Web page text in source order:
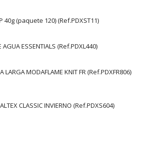
40g (paquete 120) (Ref.PDXST11)
AGUA ESSENTIALS (Ref.PDXL440)
LARGA MODAFLAME KNIT FR (Ref.PDXFR806)
CLASSIC INVIERNO (Ref.PDXS604)